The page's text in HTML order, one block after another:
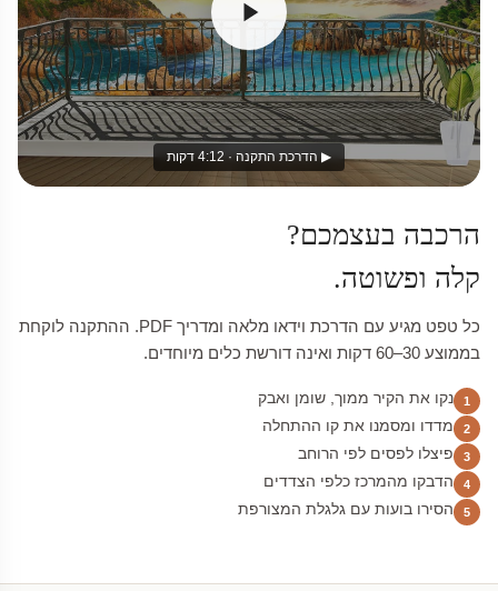
▶ הדרכת התקנה · 4:12 דקות
הרכבה בעצמכם?
קלה ופשוטה.
כל טפט מגיע עם הדרכת וידאו מלאה ומדריך PDF. ההתקנה לוקחת
בממוצע 30–60 דקות ואינה דורשת כלים מיוחדים.
1 נקו את הקיר ממוך, שומן ואבק
2 מדדו ומסמנו את קו ההתחלה
3 פיצלו לפסים לפי הרוחב
4 הדבקו מהמרכז כלפי הצדדים
5 הסירו בועות עם גלגלת המצורפת